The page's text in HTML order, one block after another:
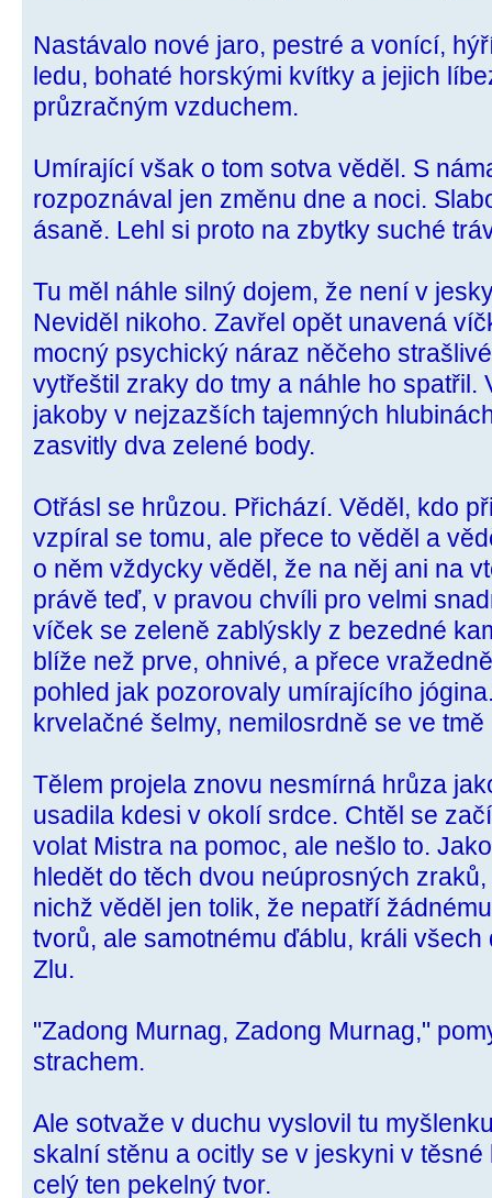
Nastávalo nové jaro, pestré a vonící,
ledu, bohaté horskými kvítky a jejich
průzračným vzduchem.
Umírající však o tom sotva věděl. S
rozpoznával jen změnu dne a noci.
ásaně. Lehl si proto na zbytky suché
Tu měl náhle silný dojem, že není v
Neviděl nikoho. Zavřel opět unavená
mocný psychický náraz něčeho
vytřeštil zraky do tmy a náhle ho spatřil.
jakoby v nejzazších tajemných
zasvitly dva zelené body.
Otřásl se hrůzou. Přichází. Věděl, kdo
vzpíral se tomu, ale přece to věděl a
o něm vždycky věděl, že na něj ani na
právě teď, v pravou chvíli pro velmi
víček se zeleně zablýskly z bezedné
blíže než prve, ohnivé, a přece
pohled jak pozorovaly umírajícího
krvelačné šelmy, nemilosrdně se ve
Tělem projela znovu nesmírná hrůza
usadila kdesi v okolí srdce. Chtěl se
volat Mistra na pomoc, ale nešlo to.
hledět do těch dvou neúprosných
nichž věděl jen tolik, že nepatří
tvorů, ale samotnému ďáblu, králi
Zlu.
"Zadong Murnag, Zadong Murnag,"
strachem.
Ale sotvaže v duchu vyslovil tu
skalní stěnu a ocitly se v jeskyni v
celý ten pekelný tvor.